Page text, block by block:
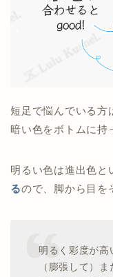
短足で悩んでいる方
暗い色をボトムに持
明るい色は進出色と
るので、脚から目を
明るく彩度が高
（膨張して）